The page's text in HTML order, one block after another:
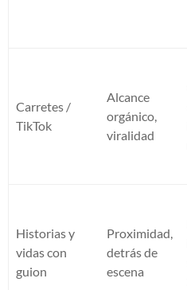
Carretes /
TikTok
Alcance
orgánico,
viralidad
Historias y
vidas con
guion
Proximidad,
detrás de
escena